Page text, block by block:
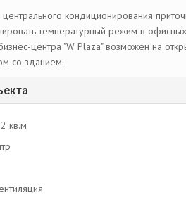
кондиционирования
температурный режим в
центра "W Plaza" возможен на
со зданием.
кв.м